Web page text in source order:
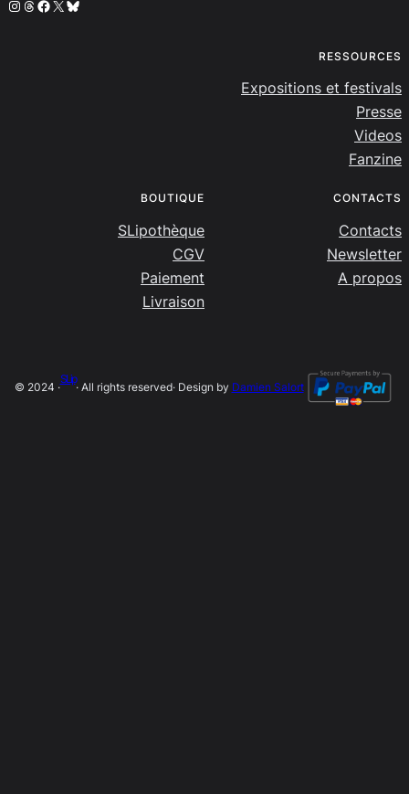
Instagram
Threads
Facebook
X Bluesky
RESSOURCES
Expositions et festivals
Presse
Videos
Fanzine
BOUTIQUE
SLipothèque
CGV
Paiement
Livraison
CONTACTS
Contacts
Newsletter
A propos
© 2024 ·
SLip
· All rights reserved· Design by Damien Salort